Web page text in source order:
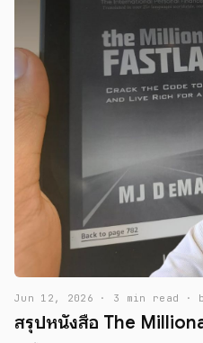
Jun 12, 2026 · 3 min read ·
สรุปหนังสือ The